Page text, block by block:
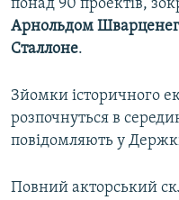
понад 90 проектів,
Арнольдом
Сталлоне.
Зйомки історичного
розпочнуться в
повідомляють у
Повний акторський